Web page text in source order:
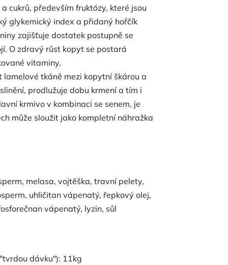
cukrů, především fruktózy, které jsou
glykemický index a přidaný hořčík
zajišťuje dostatek postupně se
O zdravý růst kopyt se postará
vitaminy,
tkáně mezi kopytní škárou a
prodlužuje dobu krmení a tím i
krmivo v kombinaci se senem, je
může sloužit jako kompletní náhražka
melasa, vojtěška, travní pelety,
uhličitan vápenatý, řepkový olej,
vápenatý, lyzin, sůl
dávku"): 11kg